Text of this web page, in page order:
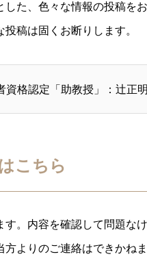
た、色々な情報の投稿を
稿は固くお断りします。
格認定「助教授」：辻正
こちら
。内容を確認して問題な
よりのご連絡はできかね